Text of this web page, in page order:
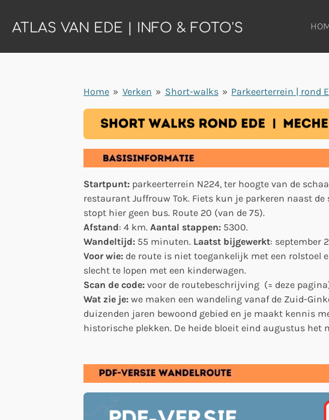
direct
de
ATLAS VAN EDE | INFO & FOTO'S
Home » Verken » Short-walks » Parkeerterrein | rond
Startpunt: parkeerterrein N224, ter hoogte van de
restaurant Juffrouw Tok. Fiets kun je parkeren naast de
stopt hier geen bus. Route 20 (van de 75).
Afstand: 4 km. Aantal stappen: 5300.
Wandeltijd: 55 minuten. Laatst bijgewerkt: september
Voor wie: de route is niet toegankelijk met een rolstoel
slecht te lopen met een kinderwagen.
Scan de code: voor de routebeschrijving (= deze
Wat zie je: we maken een wandeling vanaf de Zuid-
duizenden jaren bewoond gebied en je maakt kennis
historische plekken. De heide bloeit eind augustus het